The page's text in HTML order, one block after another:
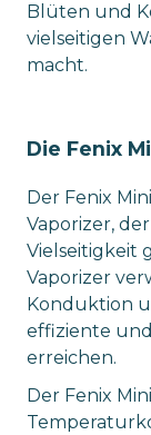
Blüten und
vielseitigen
macht.
Die Fenix
Der Fenix
Vaporizer,
Vielseitigkeit
Vaporizer
Konduktion
effiziente
erreichen.
Der Fenix